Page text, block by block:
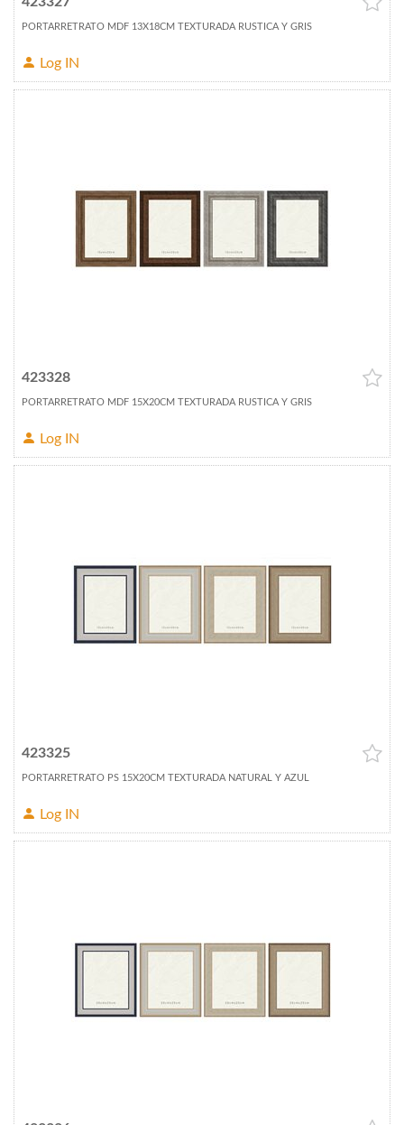
PORTARRETRATO MDF 13X18CM TEXTURADA RUSTICA Y GRIS
Log IN
423328
PORTARRETRATO MDF 15X20CM TEXTURADA RUSTICA Y GRIS
Log IN
423325
PORTARRETRATO PS 15X20CM TEXTURADA NATURAL Y AZUL
Log IN